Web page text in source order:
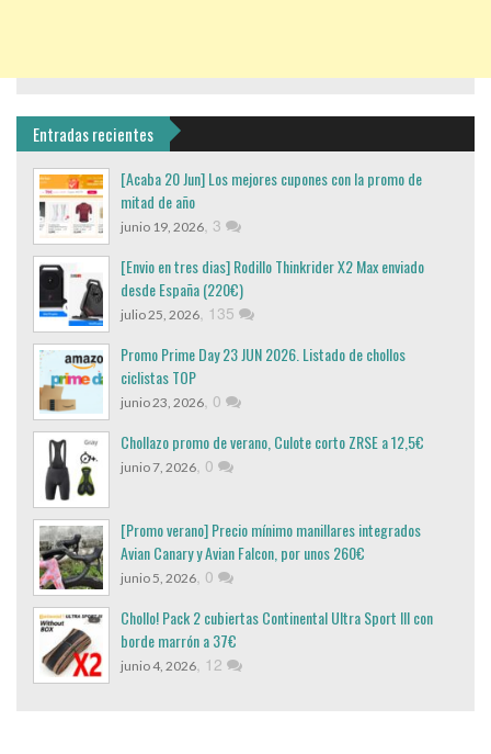
Entradas recientes
[Acaba 20 Jun] Los mejores cupones con la promo de
mitad de año
junio 19, 2026, 3
[Envio en tres dias] Rodillo Thinkrider X2 Max enviado
desde España (220€)
julio 25, 2026, 135
Promo Prime Day 23 JUN 2026. Listado de chollos
ciclistas TOP
junio 23, 2026, 0
Chollazo promo de verano, Culote corto ZRSE a 12,5€
junio 7, 2026, 0
[Promo verano] Precio mínimo manillares integrados
Avian Canary y Avian Falcon, por unos 260€
junio 5, 2026, 0
Chollo! Pack 2 cubiertas Continental Ultra Sport III con
borde marrón a 37€
junio 4, 2026, 12